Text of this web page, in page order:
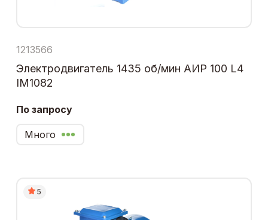
1213566
Электродвигатель 1435 об/мин АИР 100 L4
IM1082
По запросу
Много
5